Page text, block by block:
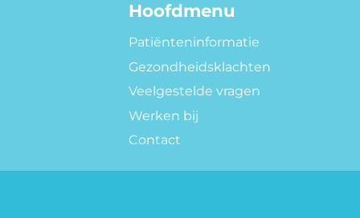
Hoofdmenu
Patiënteninformatie
Gezondheidsklachten
Veelgestelde vragen
Werken bij
Contact